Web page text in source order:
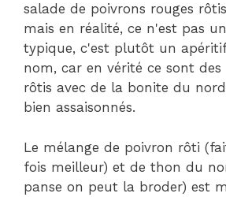
salade de poivrons rouges
mais en réalité, ce n'est pas
typique, c'est plutôt un
nom, car en vérité ce sont des
rôtis avec de la bonite du
bien assaisonnés.
Le mélange de poivron rôti
fois meilleur) et de thon du
panse on peut la broder) est